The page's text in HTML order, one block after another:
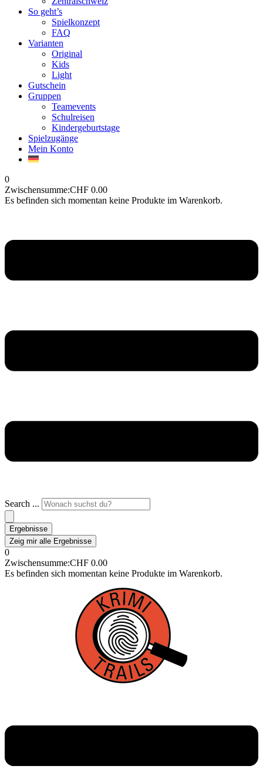
So geht’s
Spielkonzept
FAQ
Varianten
Original
Kids
Light
Gutschein
Gruppen
Teamevents
Schulreisen
Kindergeburtstage
Spielzugänge
Mein Konto
0
Zwischensumme:CHF 0.00
Es befinden sich momentan keine Produkte im Warenkorb.
Search ...
Ergebnisse
Zeig mir alle Ergebnisse
0
Zwischensumme:CHF 0.00
Es befinden sich momentan keine Produkte im Warenkorb.